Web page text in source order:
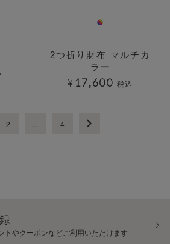
2つ折り財布 マルチカ
ラー
¥ 17,600 税込
2 4
トやクーポンなどご利用いただけます